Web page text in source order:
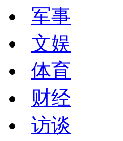
军事
文娱
体育
财经
访谈